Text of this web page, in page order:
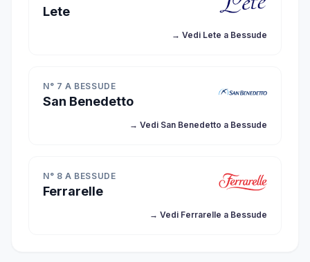
Lete
→ Vedi Lete a Bessude
N° 7 A BESSUDE
San Benedetto
→ Vedi San Benedetto a Bessude
N° 8 A BESSUDE
Ferrarelle
→ Vedi Ferrarelle a Bessude